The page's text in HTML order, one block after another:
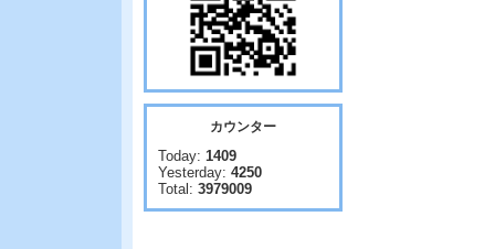
カウンター
Today: 1409
Yesterday: 4250
Total: 3979009